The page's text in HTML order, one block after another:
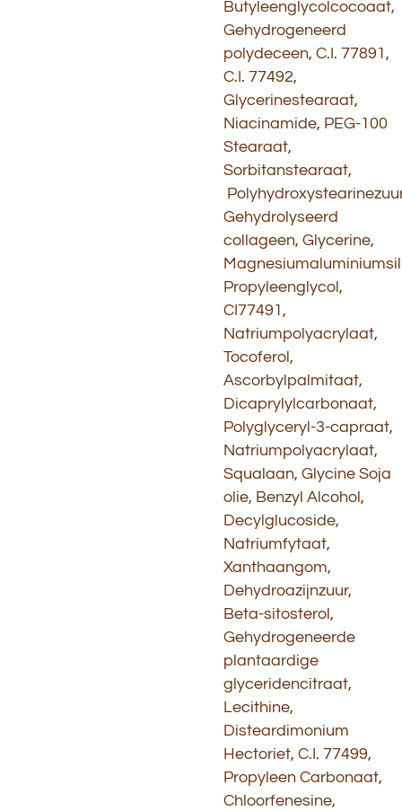
Butyleenglycolcocoaat,
Gehydrogeneerd
polydeceen, C.I. 77891,
C.I. 77492,
Glycerinestearaat,
Niacinamide, PEG-100
Stearaat,
Sorbitanstearaat,
Gehydrolyseerd
collageen, Glycerine,
Propyleenglycol,
CI77491,
Natriumpolyacrylaat,
Tocoferol,
Ascorbylpalmitaat,
Dicaprylylcarbonaat,
Polyglyceryl-3-capraat,
Natriumpolyacrylaat,
Squalaan, Glycine Soja
olie, Benzyl Alcohol,
Decylglucoside,
Natriumfytaat,
Xanthaangom,
Dehydroazijnzuur,
Beta-sitosterol,
Gehydrogeneerde
plantaardige
glyceridencitraat,
Lecithine,
Disteardimonium
Hectoriet, C.I. 77499,
Propyleen Carbonaat,
Chloorfenesine,